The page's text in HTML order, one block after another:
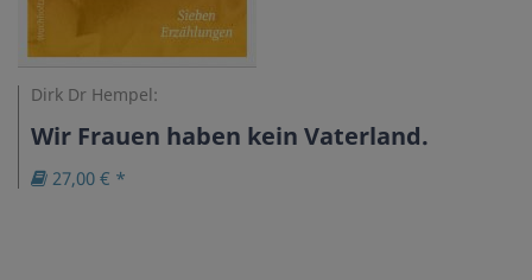
Dirk Dr Hempel:
Wir Frauen haben kein Vaterland.
27,00 € *